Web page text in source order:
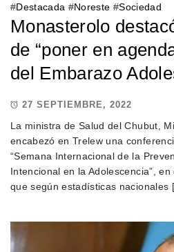
#Destacada #Noreste #Sociedad
Monasterolo
de “poner en
del Embarazo
27 SEPTIEMBRE, 2022
La ministra de Salud del Chubut,
encabezó en Trelew una
“Semana Internacional de la
Intencional en la Adolescencia”,
que según estadísticas nacionales